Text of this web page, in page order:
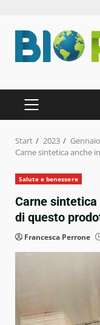
Inhalt
springen
PRIMÄRES
MENÜ
Start 2023
Gennaio
Carne sintetica anche
Salute e benessere
Carne
di questo
Francesca Perrone